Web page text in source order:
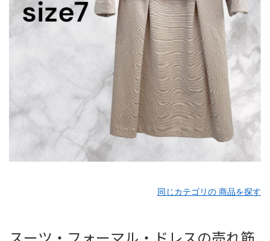
同じカテゴリの 商品を探す
スーツ・フォーマル・ドレスの売れ筋